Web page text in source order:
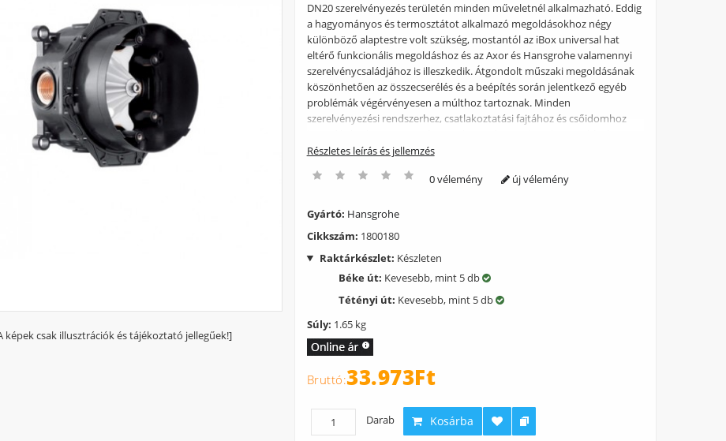
képek csak illusztrációk és tájékoztató jellegűek!]
DN20 szerelvényezés területén minden műveletnél alkalmazható. Eddig
a hagyományos és termosztátot alkalmazó megoldásokhoz négy
különböző alaptestre volt szükség, mostantól az iBox universal hat
eltérő funkcionális megoldáshoz és az Axor és Hansgrohe valamennyi
szerelvénycsaládjához is illeszkedik. Átgondolt műszaki megoldásának
köszönhetően az összecserélés és a beépítés során jelentkező egyéb
problémák végérvényesen a múlthoz tartoznak. Minden
szerelvényezési rendszerhez, csatlakoztatási fajtához és csőidomhoz
öblítőblokkot is egyidejűleg kiszolgálja. Győződjön meg Ön is a falsík
Hansgrohe Család: ibox Tipus: Falon belüli egységek Leírás: - állítható
as dugóval - megfelel minden falsík alatti zuhany, kád és termosztát
színkészlethez - jól látható beépítési-mélység jelölés Opcionálisán
rendelhető: - 25 mm-es hosszabbító szett (13595000) - rögzítősín
(96615000) Gyártó: Hansgrohe
Részletes leírás és jellemzés
0 vélemény új vélemény
Gyártó: Hansgrohe
Cikkszám: 1800180
Raktárkészlet: Készleten
Béke út: Kevesebb, mint 5 db
Tétényi út: Kevesebb, mint 5 db
Súly: 1.65 kg
33.973Ft
Darab Kosárba